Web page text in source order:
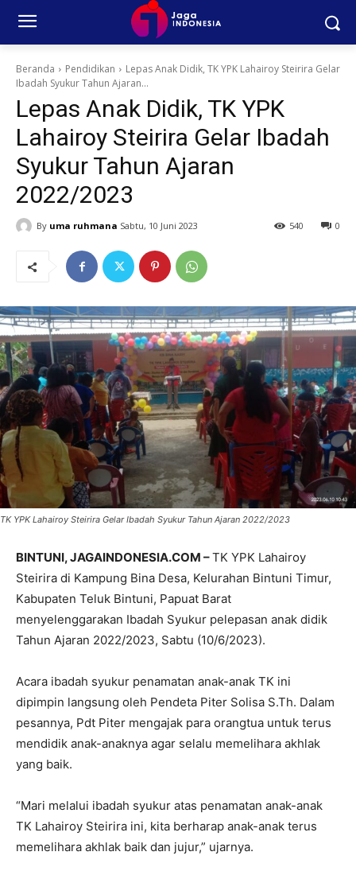
Beranda Pendidikan
Lepas Anak Didik, TK YPK Lahairoy Steirira Gelar
Ibadah Syukur Tahun Ajaran...
Lepas Anak Didik, TK YPK
Lahairoy Steirira Gelar Ibadah
Syukur Tahun Ajaran
2022/2023
By uma ruhmana Sabtu, 10 Juni 2023 0
540
TK YPK Lahairoy Steirira Gelar Ibadah Syukur Tahun Ajaran 2022/2023
BINTUNI, JAGAINDONESIA.COM –TK YPK Lahairoy
Steirira di Kampung Bina Desa, Kelurahan Bintuni Timur,
Kabupaten Teluk Bintuni, Papuat Barat
menyelenggarakan Ibadah Syukur pelepasan anak didik
Tahun Ajaran 2022/2023, Sabtu (10/6/2023).
Acara ibadah syukur penamatan anak-anak TK ini
dipimpin langsung oleh Pendeta Piter Solisa S.Th. Dalam
pesannya, Pdt Piter mengajak para orangtua untuk terus
mendidik anak-anaknya agar selalu memelihara akhlak
yang baik.
“Mari melalui ibadah syukur atas penamatan anak-anak
TK Lahairoy Steirira ini, kita berharap anak-anak terus
memelihara akhlak baik dan jujur,” ujarnya.